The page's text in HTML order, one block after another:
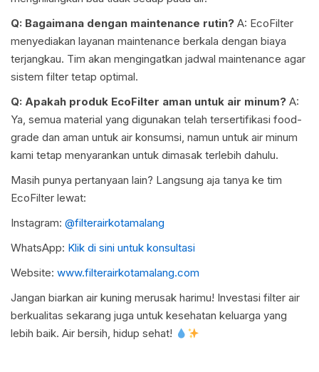
Q: Bagaimana dengan maintenance rutin? A: EcoFilter
menyediakan layanan maintenance berkala dengan biaya
terjangkau. Tim akan mengingatkan jadwal maintenance agar
sistem filter tetap optimal.
Q: Apakah produk EcoFilter aman untuk air minum? A:
Ya, semua material yang digunakan telah tersertifikasi food-
grade dan aman untuk air konsumsi, namun untuk air minum
kami tetap menyarankan untuk dimasak terlebih dahulu.
Masih punya pertanyaan lain? Langsung aja tanya ke tim
EcoFilter lewat:
Instagram: @filterairkotamalang
WhatsApp: Klik di sini untuk konsultasi
Website: www.filterairkotamalang.com
Jangan biarkan air kuning merusak harimu! Investasi filter air
berkualitas sekarang juga untuk kesehatan keluarga yang
lebih baik. Air bersih, hidup sehat!